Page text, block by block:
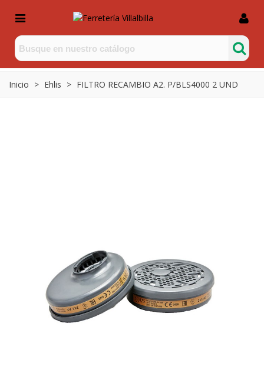
Inicio > Ehlis > FILTRO RECAMBIO A2. P/BLS4000 2 UND